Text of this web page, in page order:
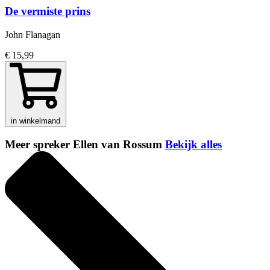
De vermiste prins
John Flanagan
€ 15,99
in winkelmand
Meer spreker Ellen van Rossum Bekijk alles